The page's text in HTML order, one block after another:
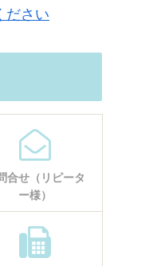
ださい
合せ（リピータ
ー様）